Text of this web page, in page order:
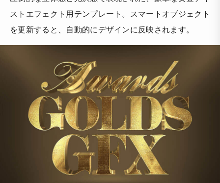
ストエフェクト用テンプレート。スマートオブジェクト
を更新すると、自動的にデザインに反映されます。